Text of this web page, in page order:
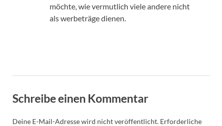
möchte, wie vermutlich viele andere nicht
als werbeträge dienen.
Schreibe einen Kommentar
Deine E-Mail-Adresse wird nicht veröffentlicht. Erforderliche